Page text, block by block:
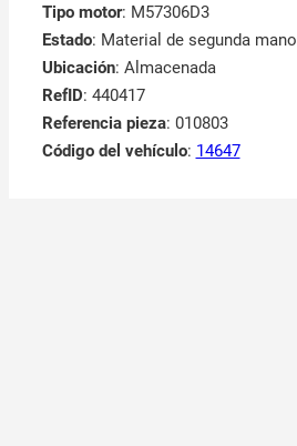
Tipo motor: M57306D3
Estado: Material de segunda mano
Ubicación: Almacenada
RefID: 440417
Referencia pieza: 010803
Código del vehículo: 14647